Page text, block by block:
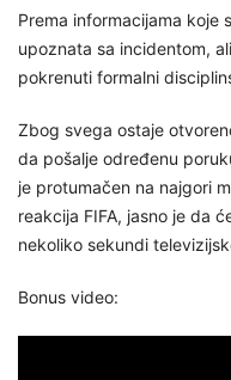
Prema informacijama koje
upoznata sa incidentom,
pokrenuti formalni
Zbog svega ostaje
da pošalje određenu
je protumačen na najgori
reakcija FIFA, jasno je da
nekoliko sekundi
Bonus video: